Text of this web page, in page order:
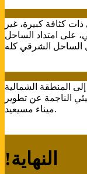
كثافة كبيرة، غير
على امتداد الساحل
المنطقة الشمالية
الناجمة عن تطوير
ميناء مسيعيد.
!النهاية